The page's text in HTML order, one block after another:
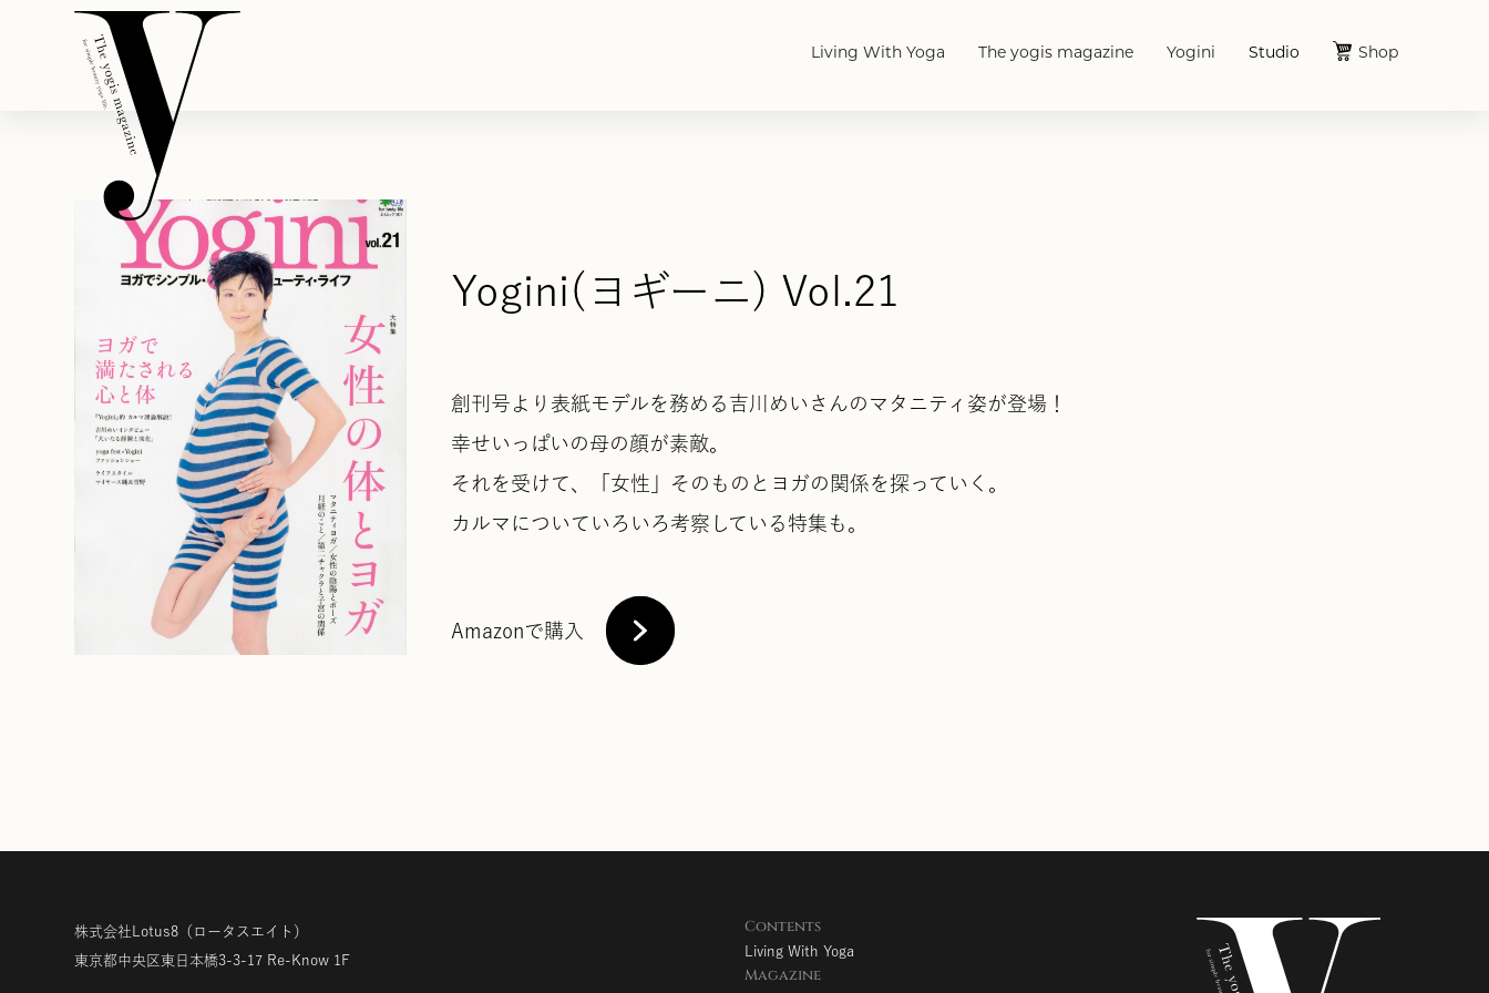
Living With Yoga The yogis magazine Yogini Studio Shop
Yogini(ヨギーニ) Vol.21
創刊号より表紙モデルを務める吉川めいさんのマタニティ姿が登場！
幸せいっぱいの母の顔が素敵。
それを受けて、「女性」そのものとヨガの関係を探っていく。
カルマについていろいろ考察している特集も。
Amazonで購入
株式会社Lotus8 （ロータスエイト）
東京都中央区東日本橋3-3-17 Re-Know 1F
Contents
Living With Yoga
Magazine